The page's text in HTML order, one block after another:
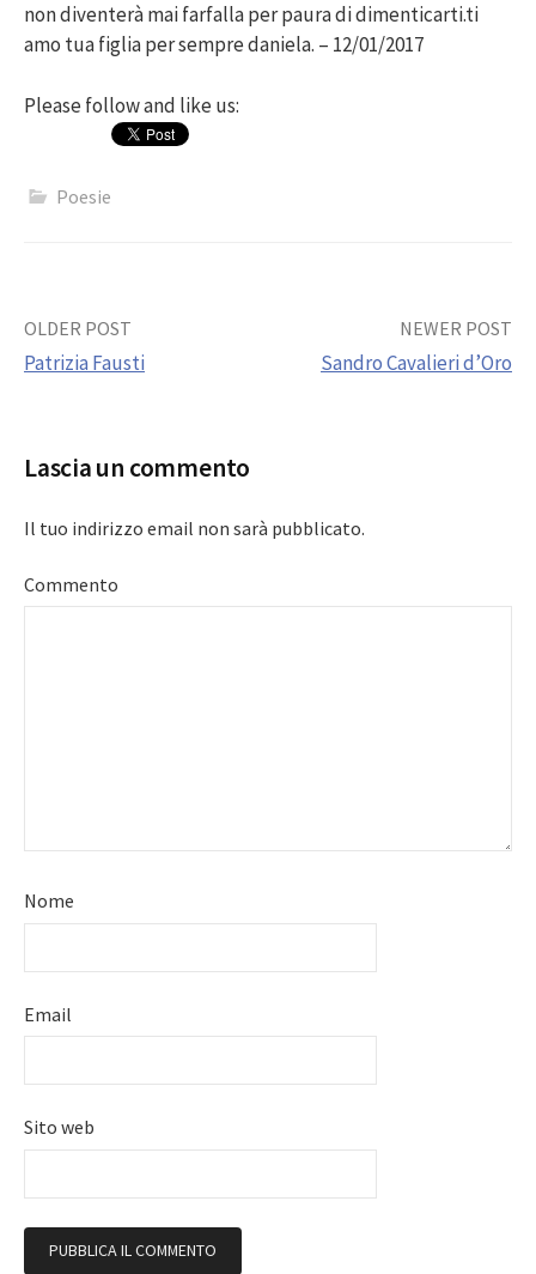
non diventerà mai farfalla per paura di dimenticarti.ti
amo tua figlia per sempre daniela. – 12/01/2017
Please follow and like us:
Poesie
Post
OLDER POST
Patrizia Fausti
NEWER POST
Sandro Cavalieri d’Oro
Lascia un commento
Il tuo indirizzo email non sarà pubblicato.
Commento
Nome
Email
Sito web